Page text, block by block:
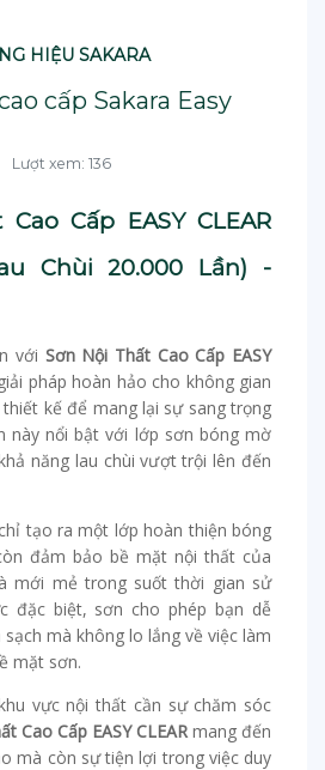
HIỆU SAKARA
cấp Sakara Easy
Lượt xem: 136
Cấp EASY CLEAR
Chùi 20.000 Lần) -
với Sơn Nội Thất Cao Cấp EASY
pháp hoàn hảo cho không gian
kế để mang lại sự sang trọng
này nổi bật với lớp sơn bóng mờ
năng lau chùi vượt trội lên đến
tạo ra một lớp hoàn thiện bóng
đảm bảo bề mặt nội thất của
mới mẻ trong suốt thời gian sử
đặc biệt, sơn cho phép bạn dễ
mà không lo lắng về việc làm
mặt sơn.
vực nội thất cần sự chăm sóc
Cao Cấp EASY CLEARmang đến
mà còn sự tiện lợi trong việc duy